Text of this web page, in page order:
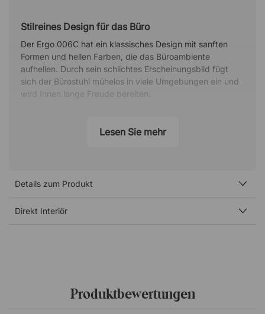
Stilreines Design für das Büro
Der Ergo 006C hat ein klassisches Design mit sanften
Formen und hellen Farben, die das Büroambiente
aufhellen. Durch sein schlichtes Erscheinungsbild fügt
sich der Bürostuhl mühelos in viele Umgebungen ein und
wird Ihnen lange Freude bereiten.
Stuhl lässt sich frei drehen, damit Sie bei Gesprächen am
leicht, was zusammen mit dem gepolsterten Sitz einen
Schale aus Polypropylen
Lesen Sie mehr
Details zum Produkt
Direkt Interiör
Produktbewertungen